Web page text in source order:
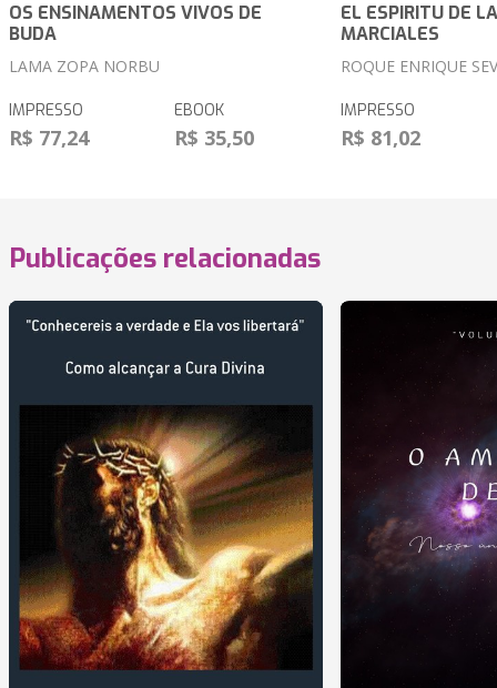
OS ENSINAMENTOS VIVOS DE
BUDA
LAMA ZOPA NORBU
IMPRESSO
R$ 77,24
EBOOK
R$ 35,50
EL ESPIRITU DE
MARCIALES
ROQUE ENRIQUE
IMPRESSO
R$ 81,02
Publicações relacionadas